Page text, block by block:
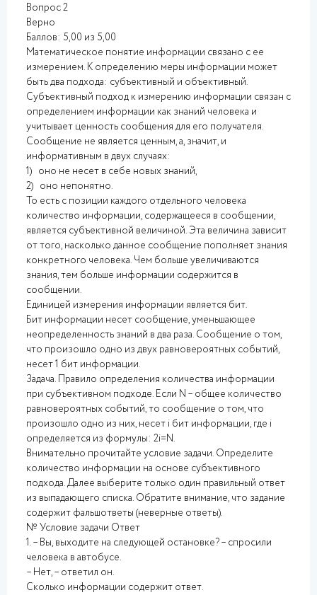
Вопрос 2
Верно
Баллов: 5,00 из 5,00
Математическое понятие информации связано с ее
измерением. К определению меры информации может
быть два подхода: субъективный и объективный.
Субъективный подход к измерению информации связан с
определением информации как знаний человека и
учитывает ценность сообщения для его получателя.
Сообщение не является ценным, а, значит, и
информативным в двух случаях:
1) оно не несет в себе новых знаний,
2) оно непонятно.
То есть с позиции каждого отдельного человека
количество информации, содержащееся в сообщении,
является субъективной величиной. Эта величина зависит
от того, насколько данное сообщение пополняет знания
конкретного человека. Чем больше увеличиваются
знания, тем больше информации содержится в
сообщении.
Единицей измерения информации является бит.
Бит информации несет сообщение, уменьшающее
неопределенность знаний в два раза. Сообщение о том,
что произошло одно из двух равновероятных событий,
несет 1 бит информации.
Задача. Правило определения количества информации
при субъективном подходе. Если N – общее количество
равновероятных событий, то сообщение о том, что
произошло одно из них, несет i бит информации, где i
определяется из формулы: 2i=N.
Внимательно прочитайте условие задачи. Определите
количество информации на основе субъективного
подхода. Далее выберите только один правильный ответ
из выпадающего списка. Обратите внимание, что задание
содержит фальшответы (неверные ответы).
№ Условие задачи Ответ
1. – Вы, выходите на следующей остановке? – спросили
человека в автобусе.
– Нет, – ответил он.
Сколько информации содержит ответ.